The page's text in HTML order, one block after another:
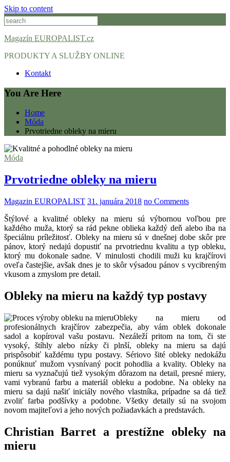
Skip to content
Magazín EUROPALIST.cz
PRODUKTY A SLUŽBY ONLINE
Kontakt
You Are Here
Home
Móda
Prvotriedne obleky na mieru
Móda
Prvotriedne obleky na mieru
Magazin EUROPALIST 31. januára 2018 no Comments
Štýlové a kvalitné obleky na mieru sú výbornou voľbou pre
každého muža, ktorý sa rád pekne oblieka každý deň alebo iba na
špeciálnu príležitosť. Obleky na mieru sú v dnešnej dobe skôr pre
pánov, ktorý nedajú dopustiť na prvotriednu kvalitu a typ obleku,
ktorý mu dokonale sadne. V minulosti chodili muži ku krajčírovi
oveľa častejšie, avšak dnes je to skôr výsadou pánov s vycibreným
vkusom a zmyslom pre detail.
Obleky na mieru na každý typ postavy
Obleky na mieru od
profesionálnych krajčírov zabezpečia, aby vám oblek dokonale
sadol a kopíroval vašu postavu. Nezáleží pritom na tom, či ste
vysoký, štíhly alebo nízky či plnší, obleky na mieru sa dajú
prispôsobiť každému typu postavy. Sériovo šité obleky nedokážu
ponúknuť mužom vysnívaný pocit pohodlia a kvality. Obleky na
mieru sa vyznačujú tiež vysokým dôrazom na detail, presné miery,
vami vybranú farbu a materiál obleku a podobne. Na obleky na
mieru sa dajú našiť iniciály nového vlastníka, prípadne sa dá tiež
zvoliť farba podšívky a podobne. Všetky detaily sú na svojom
novom majiteľovi a jeho nových požiadavkách a predstavách.
Christian Barret a prestížne obleky na
mieru